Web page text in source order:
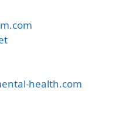
health.com